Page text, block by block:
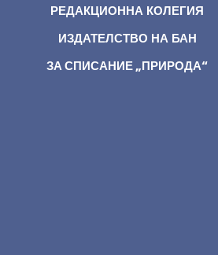
РЕДАКЦИОННА КОЛЕГИЯ
ИЗДАТЕЛСТВО НА БАН
ЗА СПИСАНИЕ „ПРИРОДА“